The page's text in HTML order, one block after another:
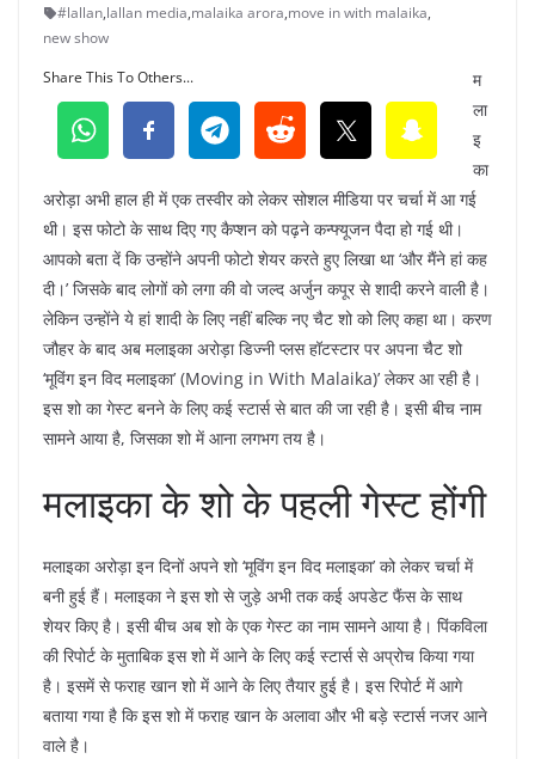
#lallan,lallan media,malaika arora,move in with malaika,
new show
Share This To Others...
म
ला
इ
का
अरोड़ा अभी हाल ही में एक तस्वीर को लेकर सोशल मीडिया पर चर्चा में आ गई
थी। इस फोटो के साथ दिए गए कैप्शन को पढ़ने कन्फ्यूजन पैदा हो गई थी।
आपको बता दें कि उन्होंने अपनी फोटो शेयर करते हुए लिखा था ‘और मैंने हां कह
दी।’ जिसके बाद लोगों को लगा की वो जल्द अर्जुन कपूर से शादी करने वाली है।
लेकिन उन्होंने ये हां शादी के लिए नहीं बल्कि नए चैट शो को लिए कहा था। करण
जौहर के बाद अब मलाइका अरोड़ा डिज्नी प्लस हॉटस्टार पर अपना चैट शो
‘मूविंग इन विद मलाइका’ (Moving in With Malaika)’ लेकर आ रही है।
इस शो का गेस्ट बनने के लिए कई स्टार्स से बात की जा रही है। इसी बीच नाम
सामने आया है, जिसका शो में आना लगभग तय है।
मलाइका के शो के पहली गेस्ट होंगी
मलाइका अरोड़ा इन दिनों अपने शो ‘मूविंग इन विद मलाइका’ को लेकर चर्चा में
बनी हुई हैं। मलाइका ने इस शो से जुड़े अभी तक कई अपडेट फैंस के साथ
शेयर किए है। इसी बीच अब शो के एक गेस्ट का नाम सामने आया है। पिंकविला
की रिपोर्ट के मुताबिक इस शो में आने के लिए कई स्टार्स से अप्रोच किया गया
है। इसमें से फराह खान शो में आने के लिए तैयार हुई है। इस रिपोर्ट में आगे
बताया गया है कि इस शो में फराह खान के अलावा और भी बड़े स्टार्स नजर आने
वाले है।